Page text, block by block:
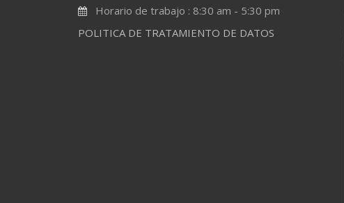
Horario de trabajo : 8:30 am - 5:30 pm
POLITICA DE TRATAMIENTO DE DATOS